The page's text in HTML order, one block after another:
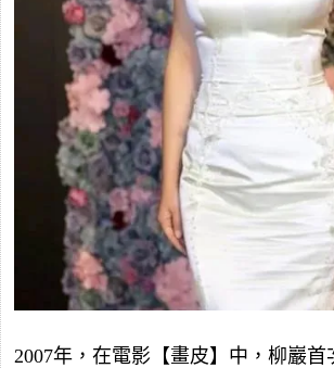
2007年，在電影【畫皮】中，柳巖首